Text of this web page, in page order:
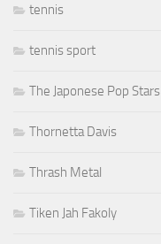
tennis
tennis sport
The Japonese Pop Stars
Thornetta Davis
Thrash Metal
Tiken Jah Fakoly